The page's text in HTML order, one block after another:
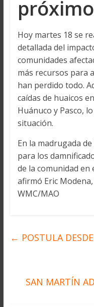
Hoy martes 18 se
detallada del
comunidades
más recursos para
han perdido todo.
caídas de huaicos
Huánuco y Pasco,
situación.
En la madrugada
para los
de la comunidad
afirmó Eric
WMC/MAO
← POSTULA
SAN MARTÍN